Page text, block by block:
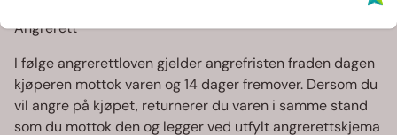
Angrerett
I følge angrerettloven gjelder angrefristen fraden dagen
kjøperen mottok varen og 14 dager fremover. Dersom du
vil angre på kjøpet, returnerer du varen i samme stand
som du mottok den og legger ved utfylt angrerettskjema